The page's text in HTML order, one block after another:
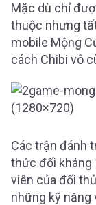
Mặc dù chỉ
thuộc nhưng
mobile Mộng
cách Chibi vô
Các trận đánh
thức đối kháng
viên của đối
những kỹ năng